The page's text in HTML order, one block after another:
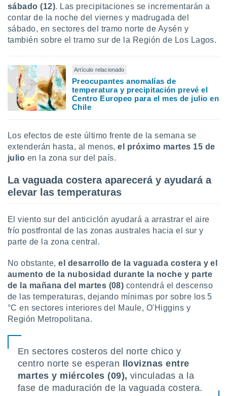
sábado (12). Las precipitaciones se incrementarán a
contar de la noche del viernes y madrugada del
sábado, en sectores del tramo norte de Aysén y
también sobre el tramo sur de la Región de Los Lagos.
Artículo relacionado
Preocupantes anomalías de
temperatura y precipitación prevé el
Centro Europeo para el mes de julio en
Chile
Los efectos de este último frente de la semana se
extenderán hasta, al menos,el próximo martes 15 de
julio en la zona sur del país.
La vaguada costera aparecerá y ayudará a
elevar las temperaturas
El viento sur del anticiclón ayudará a arrastrar el aire
frío postfrontal de las zonas australes hacia el sur y
parte de la zona central.
No obstante,el desarrollo de la vaguada costera y el
aumento de la nubosidad durante la noche y parte
de la mañana del martes (08) contendrá el descenso
de las temperaturas, dejando mínimas por sobre los 5
°C en sectores interiores del Maule, O'Higgins y
Región Metropolitana.
En sectores costeros del norte chico y
centro norte se esperan
lloviznas entre
martes y miércoles (09), vinculadas a la
fase de maduración de la vaguada costera.